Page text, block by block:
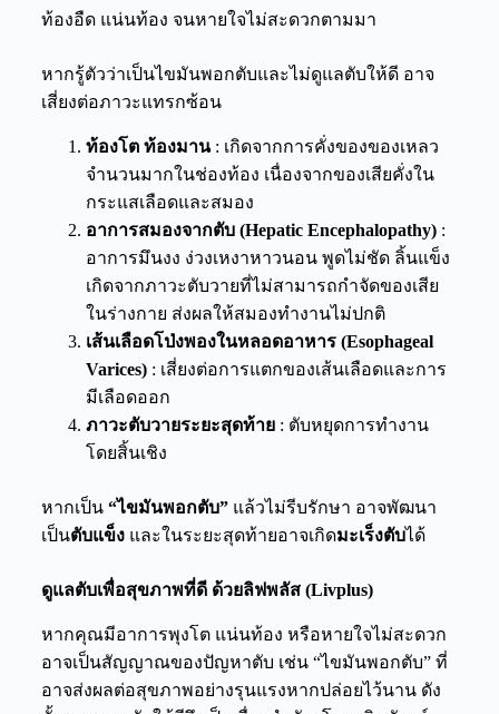
ท้องอืด แน่นท้อง จนหายใจไม่สะดวกตามมา
หากรู้ตัวว่าเป็นไขมันพอกตับและไม่ดูแลตับให้ดี อาจ
เสี่ยงต่อภาวะแทรกซ้อน
ท้องโต ท้องมาน : เกิดจากการคั่งของของเหลว
จำนวนมากในช่องท้อง เนื่องจากของเสียคั่งใน
กระแสเลือดและสมอง
อาการสมองจากตับ (Hepatic Encephalopathy) :
อาการมึนงง ง่วงเหงาหาวนอน พูดไม่ชัด ลิ้นแข็ง
เกิดจากภาวะตับวายที่ไม่สามารถกำจัดของเสีย
ในร่างกาย ส่งผลให้สมองทำงานไม่ปกติ
เส้นเลือดโป่งพองในหลอดอาหาร(Esophageal
Varices) : เสี่ยงต่อการแตกของเส้นเลือดและการ
มีเลือดออก
ภาวะตับวายระยะสุดท้าย : ตับหยุดการทำงาน
โดยสิ้นเชิง
หากเป็น “ไขมันพอกตับ”แล้วไม่รีบรักษา อาจพัฒนา
เป็นตับแข็งและในระยะสุดท้ายอาจเกิดมะเร็งตับได้
ดูแลตับเพื่อสุขภาพที่ดี ด้วยลิฟพลัส (Livplus)
หากคุณมีอาการพุงโต แน่นท้อง หรือหายใจไม่สะดวก
อาจเป็นสัญญาณของปัญหาตับ เช่น “ไขมันพอกตับ” ที่
อาจส่งผลต่อสุขภาพอย่างรุนแรงหากปล่อยไว้นาน ดัง